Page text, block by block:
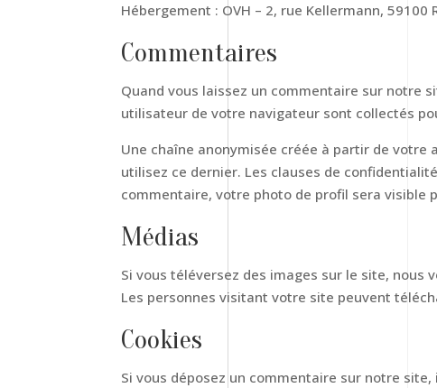
Hébergement : OVH – 2, rue Kellermann, 59100
Commentaires
Quand vous laissez un commentaire sur notre
utilisateur de votre navigateur sont collectés
Une chaîne anonymisée créée à partir de
utilisez ce dernier. Les clauses de
commentaire, votre photo de profil sera visible
Médias
Si vous téléversez des images sur le site, nous
Les personnes visitant votre site peuvent
Cookies
Si vous déposez un commentaire sur notre